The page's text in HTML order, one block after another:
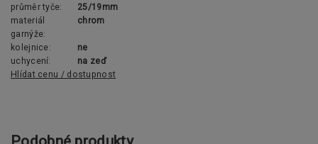
průměr tyče:
25/19mm
materiál
garnýže:
chrom
kolejnice:
ne
uchycení:
na zeď
Hlídat cenu / dostupnost